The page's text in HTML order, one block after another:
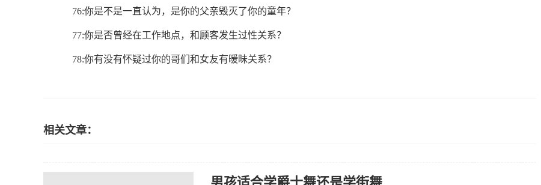
76:你是不是一直认为，是你的父亲毁灭了你的童年？
77:你是否曾经在工作地点，和顾客发生过性关系？
78:你有没有怀疑过你的哥们和女友有暧昧关系？
相关文章：